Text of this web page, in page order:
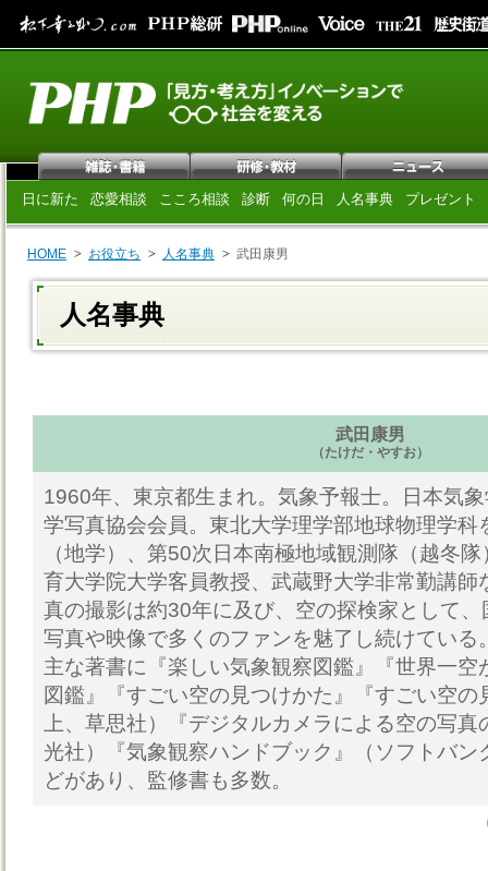
日に新た 恋愛相談 こころ相談 診断 何の日 人名事典 プレゼント
HOME お役立ち 人名事典 武田康男
人名事典
武田康男
（たけだ・やすお）
1960年、東京都生まれ。気象予報士。日本気
学写真協会会員。東北大学理学部地球物理学科
（地学）、第50次日本南極地域観測隊（越冬
育大学院大学客員教授、武蔵野大学非常勤講師
真の撮影は約30年に及び、空の探検家として
写真や映像で多くのファンを魅了し続けている
主な著書に『楽しい気象観察図鑑』『世界一
図鑑』『すごい空の見つけかた』『すごい空の
上、草思社）『デジタルカメラによる空の写
光社）『気象観察ハンドブック』（ソフトバン
どがあり、監修書も多数。